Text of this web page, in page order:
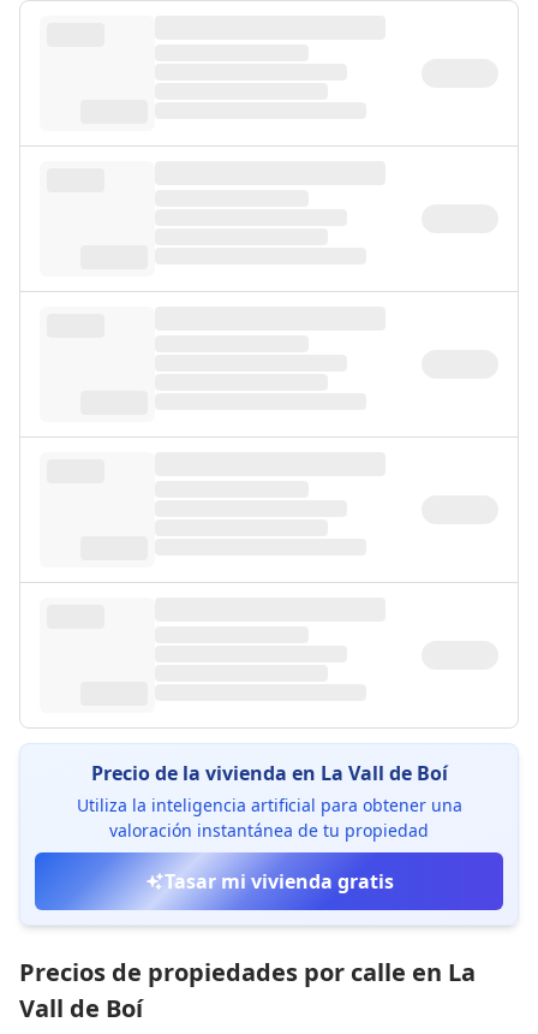
Precio de la vivienda en La Vall de Boí
Utiliza la inteligencia artificial para obtener una
valoración instantánea de tu propiedad
Tasar mi vivienda gratis
Precios de propiedades por calle en La
Vall de Boí